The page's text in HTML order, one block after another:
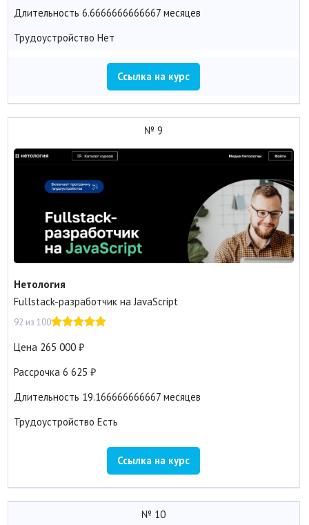
Длительность 6.6666666666667 месяцев
Трудоустройство Нет
Ссылка на курс
№ 9
Нетология
Fullstack-разработчик на JavaScript
92 из 100
Цена 265 000
Рассрочка 6 625
Длительность 19.166666666667 месяцев
Трудоустройство Есть
Ссылка на курс
№ 10